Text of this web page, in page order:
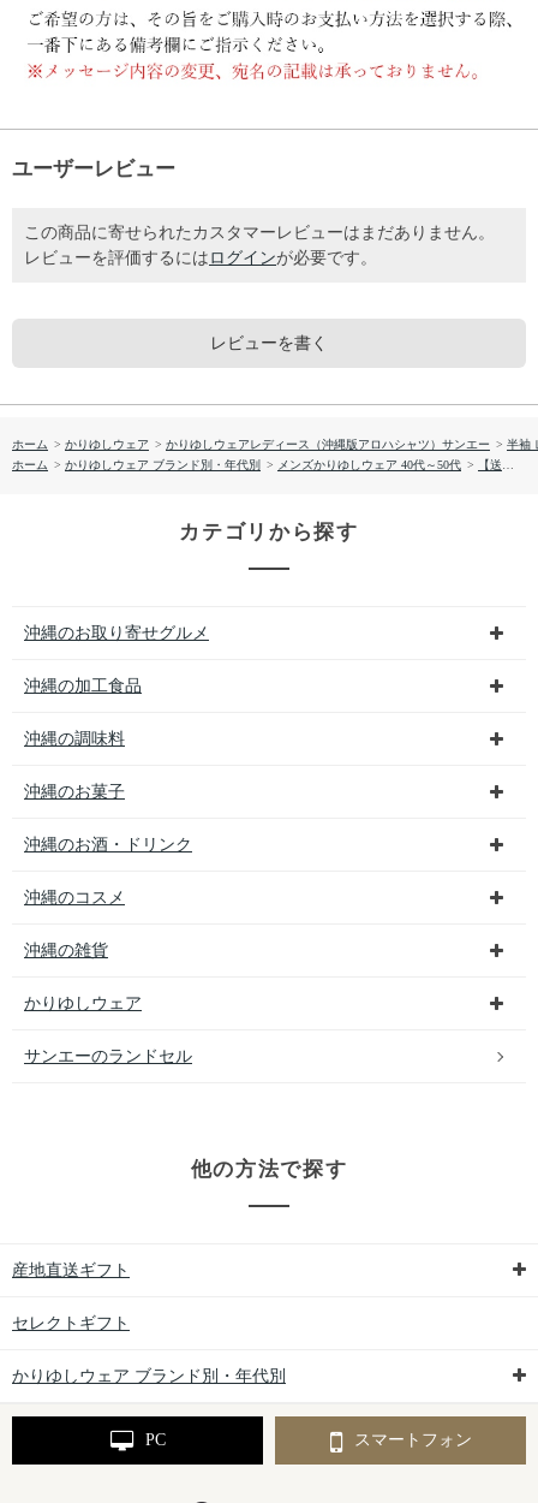
ユーザーレビュー
この商品に寄せられたカスタマーレビューはまだありません。
レビューを評価するには ログインが必要です。
レビューを書く
ホーム > かりゆしウェア > かりゆしウェアレディース（沖縄版アロハシャツ）サンエー > 半袖
ホーム > かりゆしウェア ブランド別・年代別 > メンズかりゆしウェア 40代～50代 > 【送料無料】カフー小花 形態安定 かりゆしウェア P1026-13L
カテゴリから探す
沖縄のお取り寄せグルメ
沖縄の加工食品
沖縄の調味料
沖縄のお菓子
沖縄のお酒・ドリンク
沖縄のコスメ
沖縄の雑貨
かりゆしウェア
サンエーのランドセル
他の方法で探す
産地直送ギフト
セレクトギフト
かりゆしウェア ブランド別・年代別
PC スマートフォン